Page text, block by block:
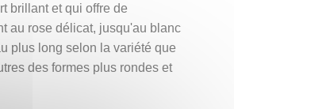
brillant et qui offre de
au rose délicat, jusqu'au blanc
plus long selon la variété que
des formes plus rondes et